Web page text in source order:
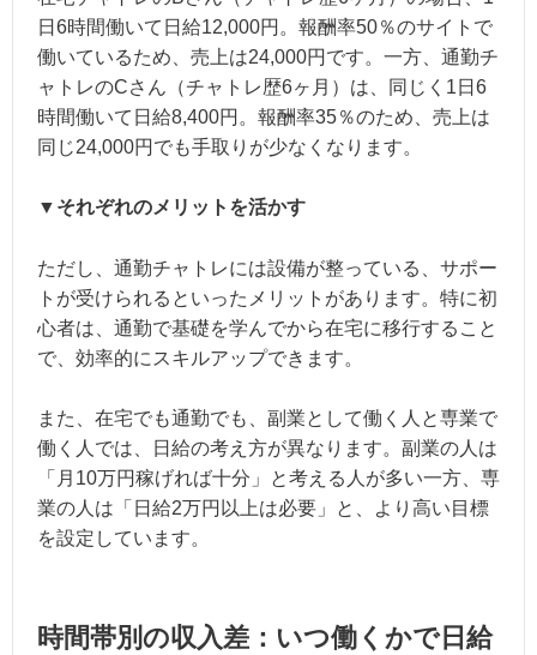
日6時間働いて日給12,000円。報酬率50％のサイトで
働いているため、売上は24,000円です。一方、通勤チ
ャトレのCさん（チャトレ歴6ヶ月）は、同じく1日6
時間働いて日給8,400円。報酬率35％のため、売上は
同じ24,000円でも手取りが少なくなります。
▼それぞれのメリットを活かす
ただし、通勤チャトレには設備が整っている、サポー
トが受けられるといったメリットがあります。特に初
心者は、通勤で基礎を学んでから在宅に移行すること
で、効率的にスキルアップできます。
また、在宅でも通勤でも、副業として働く人と専業で
働く人では、日給の考え方が異なります。副業の人は
「月10万円稼げれば十分」と考える人が多い一方、専
業の人は「日給2万円以上は必要」と、より高い目標
を設定しています。
時間帯別の収入差：いつ働くかで日給